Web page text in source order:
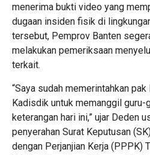
menerima bukti video yang
dugaan insiden fisik di
tersebut, Pemprov Banten
melakukan pemeriksaan
terkait.
“Saya sudah memerintahkan
Kadisdik untuk memanggil guru-
keterangan hari ini,” ujar Deden
penyerahan Surat Keputusan
dengan Perjanjian Kerja (PPPK)